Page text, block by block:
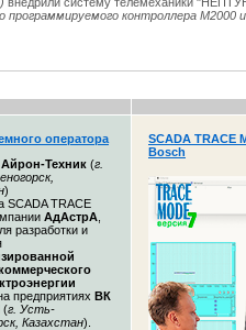
программируемого контроллера М2000
оператора
Айрон-Техник (г.
)
SCADA TRACE
АдАстрА
разработки и
предприятиях ВК
(г. Усть-
Казахстан).
SCADA TRACE
Bosch